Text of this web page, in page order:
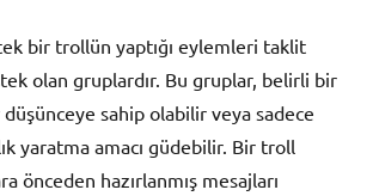
bir trollün yaptığı eylemleri taklit
olan gruplardır. Bu gruplar, belirli bir
sahip olabilir veya sadece
yaratma amacı güdebilir. Bir troll
önceden hazırlanmış mesajları